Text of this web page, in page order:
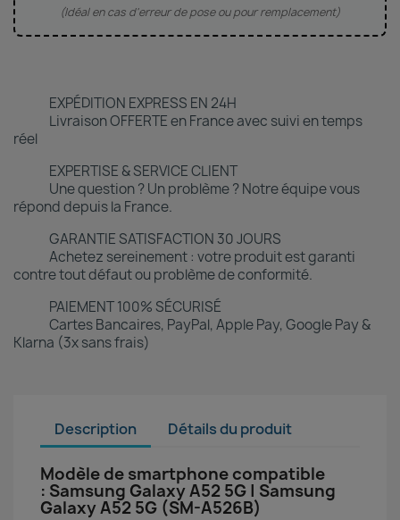
(Idéal en cas d'erreur de pose ou pour remplacement)
EXPÉDITION EXPRESS EN 24H
Livraison OFFERTE en France avec suivi en temps
réel
EXPERTISE & SERVICE CLIENT
Une question ? Un problème ? Notre équipe vous
répond depuis la France.
GARANTIE SATISFACTION 30 JOURS
Achetez sereinement : votre produit est garanti
contre tout défaut ou problème de conformité.
PAIEMENT 100% SÉCURISÉ
Cartes Bancaires, PayPal, Apple Pay, Google Pay &
Klarna (3x sans frais)
Description Détails du produit
Modèle de smartphone compatible
: Samsung Galaxy A52 5G | Samsung
Galaxy A52 5G (SM-A526B)